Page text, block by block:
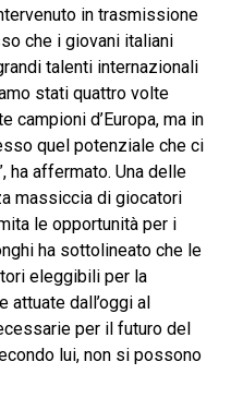
in trasmissione
che i giovani italiani
talenti internazionali
stati quattro volte
campioni d’Europa, ma in
quel potenziale che ci
ha affermato. Una delle
massiccia di giocatori
le opportunità per i
ha sottolineato che le
eleggibili per la
attuate dall’oggi al
per il futuro del
lui, non si possono